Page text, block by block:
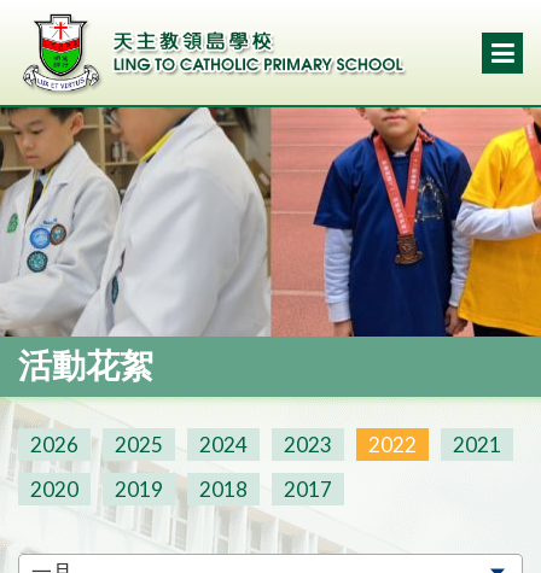
活動花絮
2026 2025 2024 2023 2022
2021
2020
2019 2018 2017